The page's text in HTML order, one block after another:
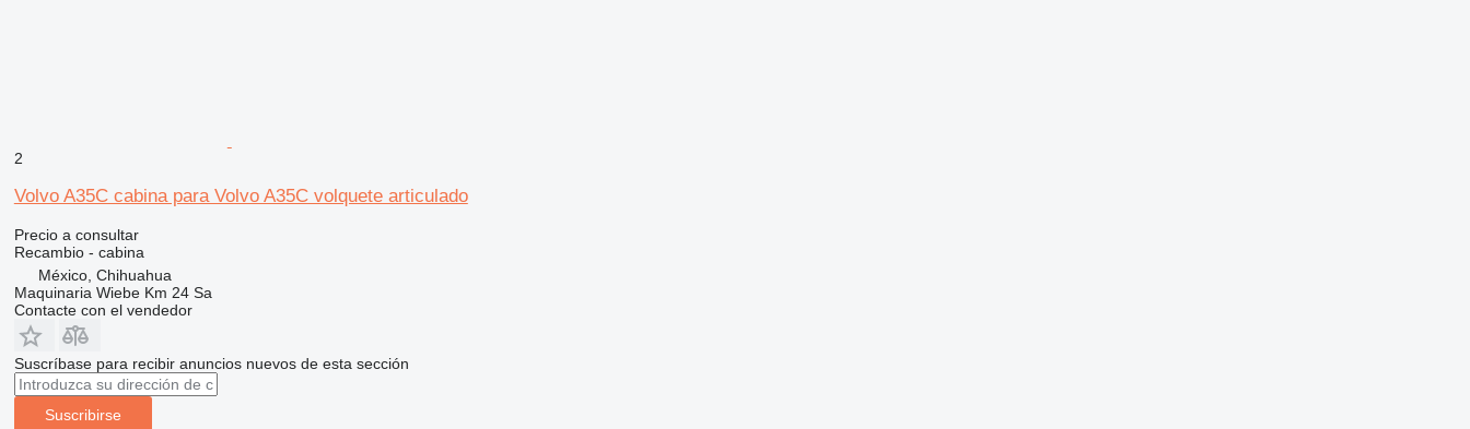
2
Volvo A35C cabina para Volvo A35C volquete articulado
Precio a consultar
Recambio - cabina
México, Chihuahua
Maquinaria Wiebe Km 24 Sa
Contacte con el vendedor
Suscríbase para recibir anuncios nuevos de esta sección
Suscribirse